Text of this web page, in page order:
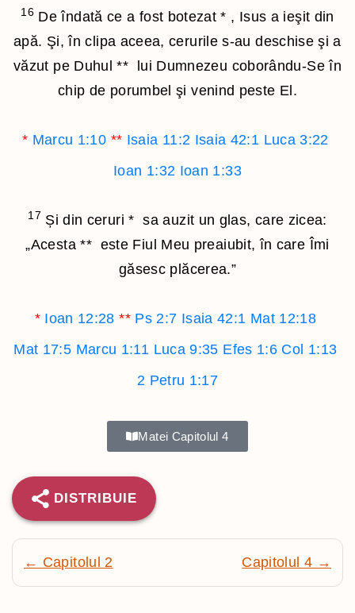
16 De îndată ce a fost botezat* , Isus a ieşit din
apă. Şi, în clipa aceea, cerurile s-au deschise şi a
văzut pe Duhul** lui Dumnezeu coborându-Se în
chip de porumbel şi venind peste El.
* Marcu 1:10 ** Isaia 11:2 Isaia 42:1 Luca 3:22
Ioan 1:32 Ioan 1:33
17 Și din ceruri* sa auzit un glas, care zicea:
„Acesta**este Fiul Meu preaiubit, în care Îmi
găsesc plăcerea.”
* Ioan 12:28 ** Ps 2:7 Isaia 42:1 Mat 12:18
Mat 17:5 Marcu 1:11 Luca 9:35 Efes 1:6 Col 1:13
2 Petru 1:17
Matei Capitolul 4
DISTRIBUIE
← Capitolul 2 Capitolul 4 →